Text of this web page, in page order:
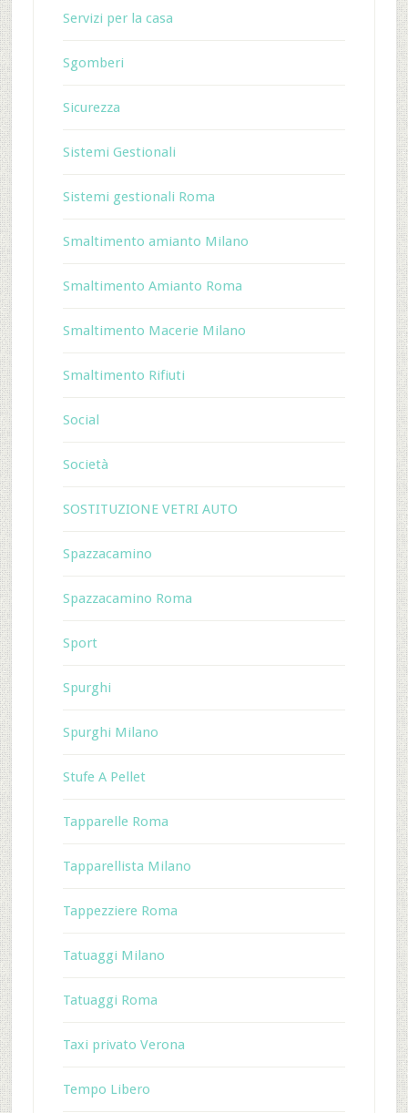
Servizi per la casa
Sgomberi
Sicurezza
Sistemi Gestionali
Sistemi gestionali Roma
Smaltimento amianto Milano
Smaltimento Amianto Roma
Smaltimento Macerie Milano
Smaltimento Rifiuti
Social
Società
SOSTITUZIONE VETRI AUTO
Spazzacamino
Spazzacamino Roma
Sport
Spurghi
Spurghi Milano
Stufe A Pellet
Tapparelle Roma
Tapparellista Milano
Tappezziere Roma
Tatuaggi Milano
Tatuaggi Roma
Taxi privato Verona
Tempo Libero